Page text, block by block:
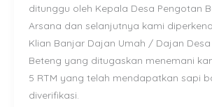
ditunggu oleh Kepala Desa Pengotan
Arsana dan selanjutnya kami
Klian Banjar Dajan Umah / Dajan
Beteng yang ditugaskan menemani
5 RTM yang telah mendapatkan sapi
diverifikasi.